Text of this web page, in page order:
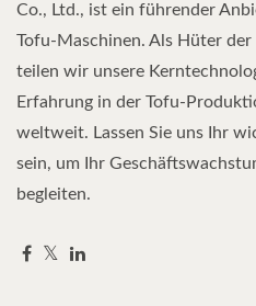
Co., Ltd., ist ein führender
Tofu-Maschinen. Als Hüter
teilen wir unsere
Erfahrung in der Tofu-
weltweit. Lassen Sie uns Ihr
sein, um Ihr
begleiten.